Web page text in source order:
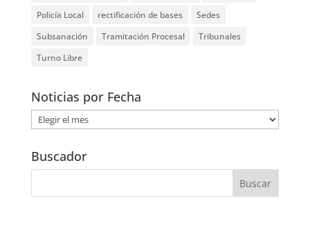
Policía Local
rectificación de bases
Sedes
Subsanación
Tramitación Procesal
Tribunales
Turno Libre
Noticias por Fecha
Noticias
por
Fecha
Buscador